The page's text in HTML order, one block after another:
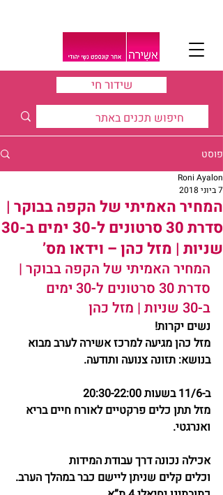
שידור חי
פוסט
המחיר האמיתי של הקפה בבוקר |
סדרת 30 סרטונים ל-30 ימים ב-30
שניות | מזל כהן – וידאו מס’
Roni Ayalon
7 ביוני 2018
המחיר האמיתי של הקפה בבוקר |
סדרת 30 סרטונים ל-30 ימים
ב-30 שניות | מזל כהן
נשים יקרות!
מזל כהן מגיעה למרכז אשירה לערב מבוא
בנושא: תזונה צנועה ותודעה.
ב-11/6 בשעות 20:30-22:00
מזל תתן כלים פרקטיים לאורח חיים בריא
ואנרגטי.
אכילה נכונה דרך עבודת המידות
וכלים קלים שניתן ליישם כבר במהלך הערב.